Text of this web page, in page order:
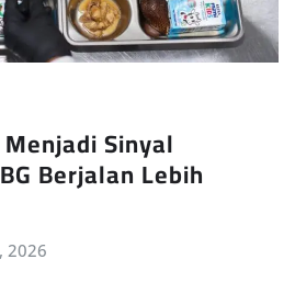
Sinyal
Berjalan Lebih
2026